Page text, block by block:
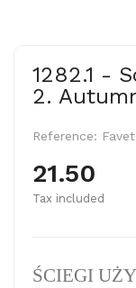
1282.1 -
2.
Reference:
21.50
Tax included
ŚCIEGI